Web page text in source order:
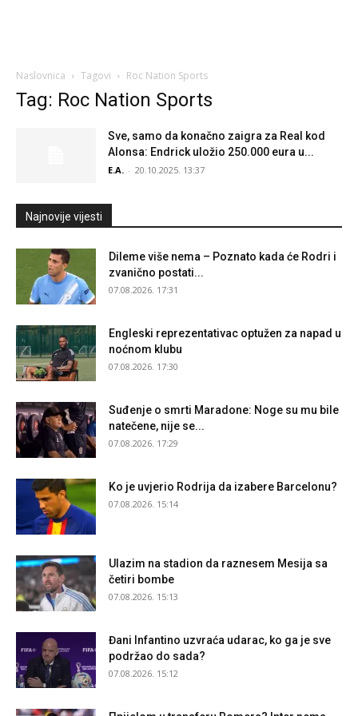
Naslovnica Tagovi Roc Nation Sports
Tag: Roc Nation Sports
Sve, samo da konačno zaigra za Real kod
Alonsa: Endrick uložio 250.000 eura u...
E.A. - 20.10.2025. 13:37
Najnovije vijesti
Dileme više nema – Poznato kada će Rodri i
zvanično postati...
07.08.2026. 17:31
Engleski reprezentativac optužen za napad u
noćnom klubu
07.08.2026. 17:30
Suđenje o smrti Maradone: Noge su mu bile
natečene, nije se...
07.08.2026. 17:29
Ko je uvjerio Rodrija da izabere Barcelonu?
07.08.2026. 15:14
Ulazim na stadion da raznesem Mesija sa
četiri bombe
07.08.2026. 15:13
Đani Infantino uzvraća udarac, ko ga je sve
podržao do sada?
07.08.2026. 15:12